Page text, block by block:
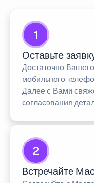
1
Оставьте
Достаточно
мобильного
Далее с Вами
согласования
2
Встречайте